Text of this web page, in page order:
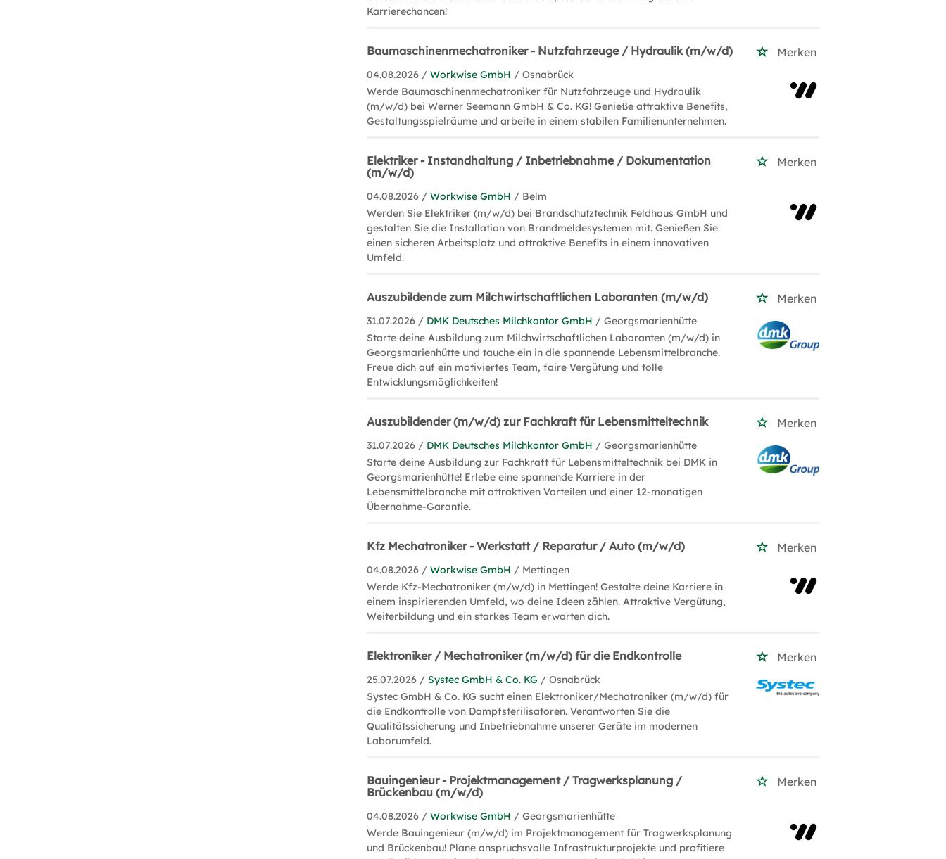
Karrierechancen!
Baumaschinenmechatroniker - Nutzfahrzeuge / Hydraulik (m/w/d) Merken
04.08.2026 /Workwise GmbH / Osnabrück
Werde Baumaschinenmechatroniker für Nutzfahrzeuge und Hydraulik
(m/w/d) bei Werner Seemann GmbH & Co. KG! Genieße attraktive Benefits,
Gestaltungsspielräume und arbeite in einem stabilen Familienunternehmen.
Elektriker - Instandhaltung / Inbetriebnahme / Dokumentation
(m/w/d)
Merken
04.08.2026 /Workwise GmbH / Belm
Werden Sie Elektriker (m/w/d) bei Brandschutztechnik Feldhaus GmbH und
gestalten Sie die Installation von Brandmeldesystemen mit. Genießen Sie
einen sicheren Arbeitsplatz und attraktive Benefits in einem innovativen
Umfeld.
Auszubildende zum Milchwirtschaftlichen Laboranten (m/w/d) Merken
31.07.2026 / DMK Deutsches Milchkontor GmbH / Georgsmarienhütte
Starte deine Ausbildung zum Milchwirtschaftlichen Laboranten (m/w/d) in
Georgsmarienhütte und tauche ein in die spannende Lebensmittelbranche.
Freue dich auf ein motiviertes Team, faire Vergütung und tolle
Entwicklungsmöglichkeiten!
Auszubildender (m/w/d) zur Fachkraft für Lebensmitteltechnik Merken
31.07.2026 / DMK Deutsches Milchkontor GmbH / Georgsmarienhütte
Starte deine Ausbildung zur Fachkraft für Lebensmitteltechnik bei DMK in
Georgsmarienhütte! Erlebe eine spannende Karriere in der
Lebensmittelbranche mit attraktiven Vorteilen und einer 12-monatigen
Übernahme-Garantie.
Kfz Mechatroniker - Werkstatt / Reparatur / Auto (m/w/d) Merken
04.08.2026 /Workwise GmbH / Mettingen
Werde Kfz-Mechatroniker (m/w/d) in Mettingen! Gestalte deine Karriere in
einem inspirierenden Umfeld, wo deine Ideen zählen. Attraktive Vergütung,
Weiterbildung und ein starkes Team erwarten dich.
Elektroniker / Mechatroniker (m/w/d) für die Endkontrolle Merken
25.07.2026 /Systec GmbH & Co. KG / Osnabrück
Systec GmbH & Co. KG sucht einen Elektroniker/Mechatroniker (m/w/d) für
die Endkontrolle von Dampfsterilisatoren. Verantworten Sie die
Qualitätssicherung und Inbetriebnahme unserer Geräte im modernen
Laborumfeld.
Bauingenieur - Projektmanagement / Tragwerksplanung /
Brückenbau (m/w/d)
Merken
04.08.2026 /Workwise GmbH / Georgsmarienhütte
Werde Bauingenieur (m/w/d) im Projektmanagement für Tragwerksplanung
und Brückenbau! Plane anspruchsvolle Infrastrukturprojekte und profitiere